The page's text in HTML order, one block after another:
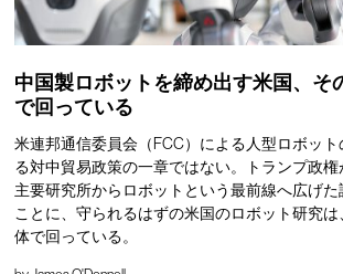
中国製ロボットを締め出す米国、そ
で回っている
米連邦通信委員会（FCC）による人型ロボッ
る対中貿易政策の一章ではない。トランプ政
主要研究所からロボットという最前線へ広げ
ことに、守られるはずの米国のロボット研究
体で回っている。